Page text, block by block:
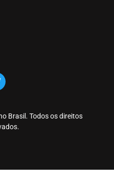
Brasil. Todos os direitos